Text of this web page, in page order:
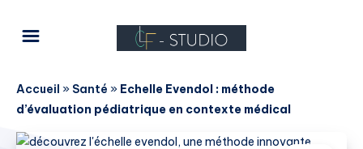
Accueil » Santé » Echelle Evendol : méthode
d’évaluation pédiatrique en contexte médical